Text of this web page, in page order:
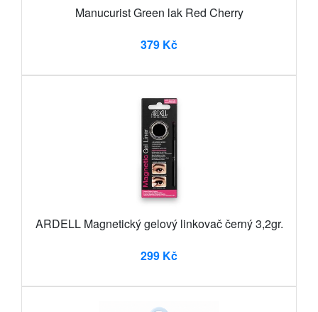
Manucurist Green lak Red Cherry
379 Kč
ARDELL Magnetický gelový linkovač černý 3,2gr.
299 Kč